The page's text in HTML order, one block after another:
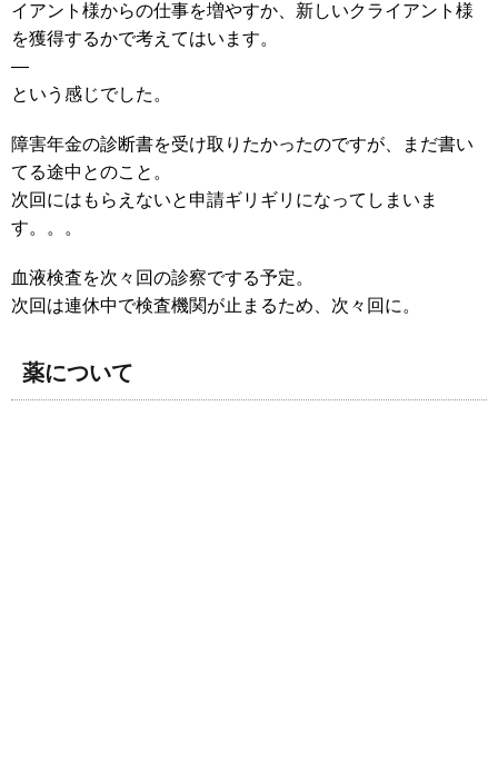
イアント様からの仕事を増やすか、新しいクライアント様
を獲得するかで考えてはいます。
—
という感じでした。
障害年金の診断書を受け取りたかったのですが、まだ書い
てる途中とのこと。
次回にはもらえないと申請ギリギリになってしまいま
す。。。
血液検査を次々回の診察でする予定。
次回は連休中で検査機関が止まるため、次々回に。
薬について